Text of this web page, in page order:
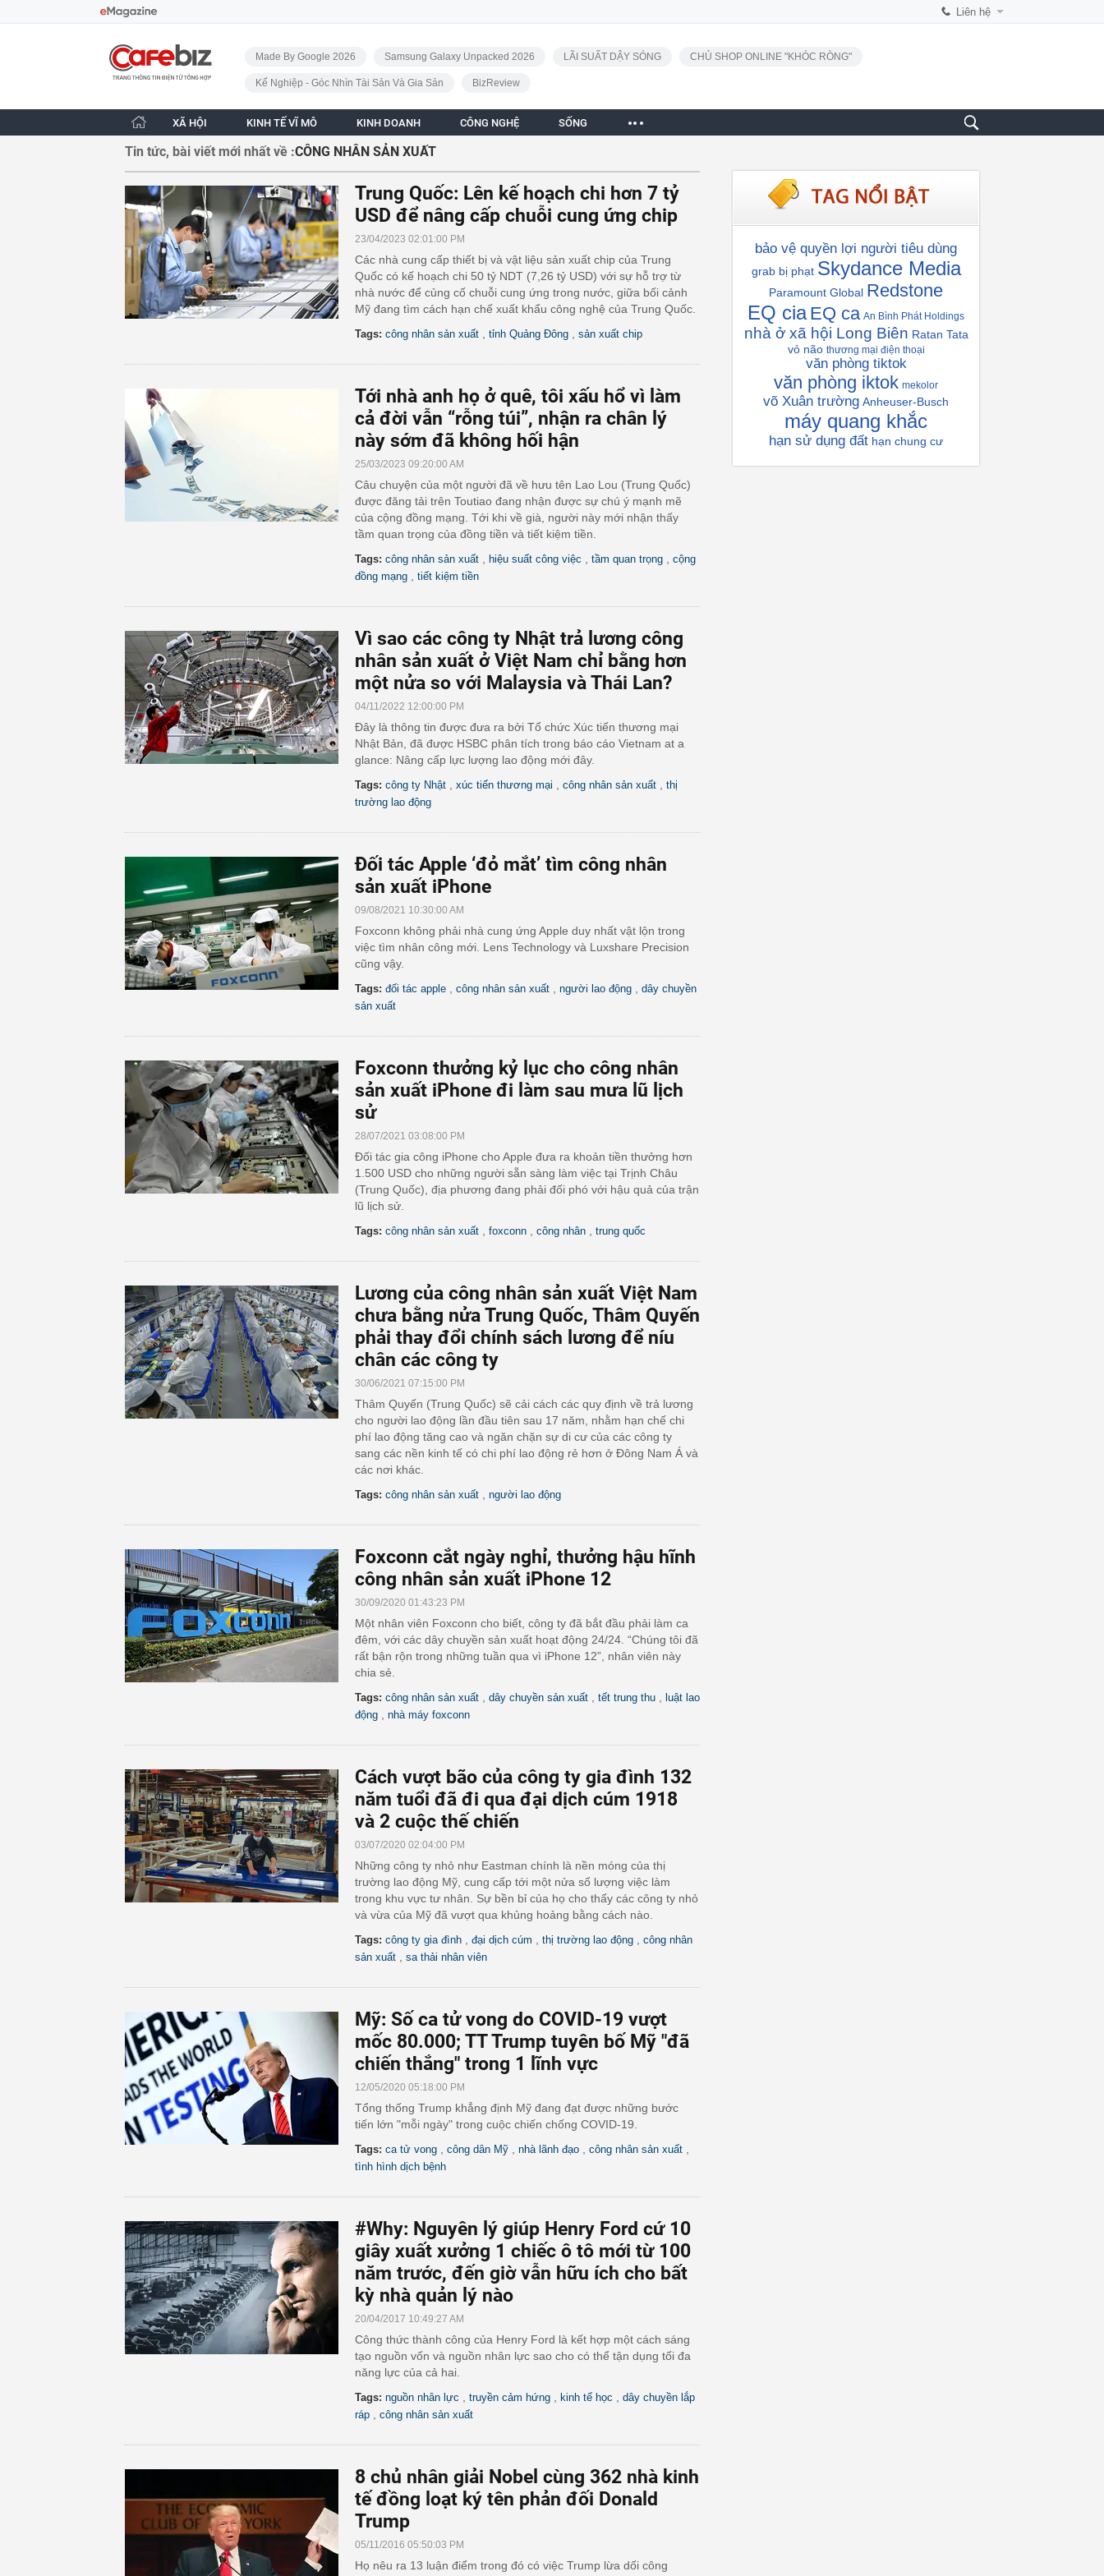
Liên hệ
CafeBiz - Trang chủ
Made By Google 2026
Samsung Galaxy Unpacked 2026 LÃI SUẤT DẬY SÓNG CHỦ SHOP ONLINE "KHÓC RÒNG"
Kế Nghiệp - Góc Nhìn Tài Sản Và Gia Sản BizReview
XÃ HỘI KINH TẾ VĨ MÔ KINH DOANH CÔNG NGHỆ SỐNG
Tin tức, bài viết mới nhất về :CÔNG NHÂN SẢN XUẤT
Trung Quốc: Lên kế hoạch chi hơn 7 tỷ
USD để nâng cấp chuỗi cung ứng chip
23/04/2023 02:01:00 PM
Các nhà cung cấp thiết bị và vật liệu sản xuất chip của Trung
Quốc có kế hoạch chi 50 tỷ NDT (7,26 tỷ USD) với sự hỗ trợ từ
nhà nước để củng cố chuỗi cung ứng trong nước, giữa bối cảnh
Mỹ đang tìm cách hạn chế xuất khẩu công nghệ của Trung Quốc.
Tags: công nhân sản xuất tỉnh Quảng Đông sản xuất chip
Tới nhà anh họ ở quê, tôi xấu hổ vì làm
cả đời vẫn “rỗng túi”, nhận ra chân lý
này sớm đã không hối hận
25/03/2023 09:20:00 AM
Câu chuyện của một người đã về hưu tên Lao Lou (Trung Quốc)
được đăng tải trên Toutiao đang nhận được sự chú ý mạnh mẽ
của cộng đồng mạng. Tới khi về già, người này mới nhận thấy
tầm quan trọng của đồng tiền và tiết kiệm tiền.
Tags: công nhân sản xuất hiệu suất công việc tầm quan trọng
cộng
đồng mạng
tiết kiệm tiền
Vì sao các công ty Nhật trả lương công
nhân sản xuất ở Việt Nam chỉ bằng hơn
một nửa so với Malaysia và Thái Lan?
04/11/2022 12:00:00 PM
Đây là thông tin được đưa ra bởi Tổ chức Xúc tiến thương mại
Nhật Bản, đã được HSBC phân tích trong báo cáo Vietnam at a
glance: Nâng cấp lực lượng lao động mới đây.
Tags: công ty Nhật xúc tiến thương mại công nhân sản xuất
thị
trường lao động
Đối tác Apple ‘đỏ mắt’ tìm công nhân
sản xuất iPhone
09/08/2021 10:30:00 AM
Foxconn không phải nhà cung ứng Apple duy nhất vật lộn trong
việc tìm nhân công mới. Lens Technology và Luxshare Precision
cũng vậy.
Tags: đối tác apple công nhân sản xuất người lao động
dây chuyền
sản xuất
Foxconn thưởng kỷ lục cho công nhân
sản xuất iPhone đi làm sau mưa lũ lịch
sử
28/07/2021 03:08:00 PM
Đối tác gia công iPhone cho Apple đưa ra khoản tiền thưởng hơn
1.500 USD cho những người sẵn sàng làm việc tại Trịnh Châu
(Trung Quốc), địa phương đang phải đối phó với hậu quả của trận
lũ lịch sử.
Tags: công nhân sản xuất foxconn công nhân trung quốc
Lương của công nhân sản xuất Việt Nam
chưa bằng nửa Trung Quốc, Thâm Quyến
phải thay đổi chính sách lương để níu
chân các công ty
30/06/2021 07:15:00 PM
Thâm Quyến (Trung Quốc) sẽ cải cách các quy định về trả lương
cho người lao động lần đầu tiên sau 17 năm, nhằm hạn chế chi
phí lao động tăng cao và ngăn chặn sự di cư của các công ty
sang các nền kinh tế có chi phí lao động rẻ hơn ở Đông Nam Á và
các nơi khác.
Tags: công nhân sản xuất người lao động
Foxconn cắt ngày nghỉ, thưởng hậu hĩnh
công nhân sản xuất iPhone 12
30/09/2020 01:43:23 PM
Một nhân viên Foxconn cho biết, công ty đã bắt đầu phải làm ca
đêm, với các dây chuyền sản xuất hoạt động 24/24. “Chúng tôi đã
rất bận rộn trong những tuần qua vì iPhone 12”, nhân viên này
chia sẻ.
Tags: công nhân sản xuất dây chuyền sản xuất tết trung thu
luật lao
động
nhà máy foxconn
Cách vượt bão của công ty gia đình 132
năm tuổi đã đi qua đại dịch cúm 1918
và 2 cuộc thế chiến
03/07/2020 02:04:00 PM
Những công ty nhỏ như Eastman chính là nền móng của thị
trường lao động Mỹ, cung cấp tới một nửa số lượng việc làm
trong khu vực tư nhân. Sự bền bỉ của họ cho thấy các công ty nhỏ
và vừa của Mỹ đã vượt qua khủng hoảng bằng cách nào.
Tags: công ty gia đình đại dịch cúm thị trường lao động
công nhân
sản xuất
sa thải nhân viên
Mỹ: Số ca tử vong do COVID-19 vượt
mốc 80.000; TT Trump tuyên bố Mỹ "đã
chiến thắng" trong 1 lĩnh vực
12/05/2020 05:18:00 PM
Tổng thống Trump khẳng định Mỹ đang đạt được những bước
tiến lớn "mỗi ngày" trong cuộc chiến chống COVID-19.
Tags: ca tử vong công dân Mỹ nhà lãnh đạo công nhân sản xuất
tình hình dịch bệnh
#Why: Nguyên lý giúp Henry Ford cứ 10
giây xuất xưởng 1 chiếc ô tô mới từ 100
năm trước, đến giờ vẫn hữu ích cho bất
kỳ nhà quản lý nào
20/04/2017 10:49:27 AM
Công thức thành công của Henry Ford là kết hợp một cách sáng
tạo nguồn vốn và nguồn nhân lực sao cho có thể tận dụng tối đa
năng lực của cả hai.
Tags: nguồn nhân lực truyền cảm hứng kinh tế học
dây chuyền lắp
ráp
công nhân sản xuất
8 chủ nhân giải Nobel cùng 362 nhà kinh
tế đồng loạt ký tên phản đối Donald
Trump
05/11/2016 05:50:03 PM
Họ nêu ra 13 luận điểm trong đó có việc Trump lừa dối công
bảo vệ quyền lợi người tiêu dùng
grab bị phạt Skydance Media
Paramount Global Redstone
EQ cia EQ ca An Bình Phát Holdings
nhà ở xã hội Long Biên Ratan Tata
vỏ não thương mại điện thoại
văn phòng tiktok
văn phòng iktok mekolor
võ Xuân trường Anheuser-Busch
máy quang khắc
hạn sử dụng đất hạn chung cư